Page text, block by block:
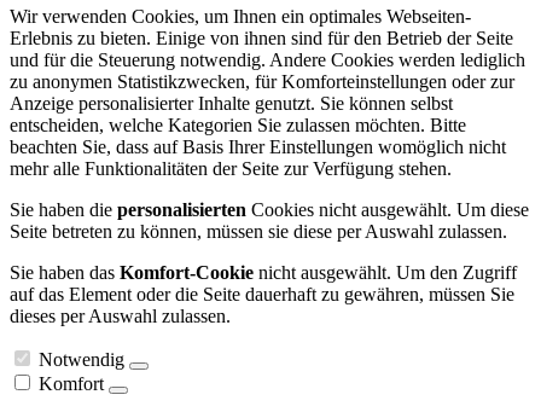
Wir verwenden Cookies, um Ihnen ein optimales Webseiten-
Erlebnis zu bieten. Einige von ihnen sind für den Betrieb der Seite
und für die Steuerung notwendig. Andere Cookies werden lediglich
zu anonymen Statistikzwecken, für Komforteinstellungen oder zur
Anzeige personalisierter Inhalte genutzt. Sie können selbst
entscheiden, welche Kategorien Sie zulassen möchten. Bitte
beachten Sie, dass auf Basis Ihrer Einstellungen womöglich nicht
mehr alle Funktionalitäten der Seite zur Verfügung stehen.
Sie haben die personalisierten Cookies nicht ausgewählt. Um diese
Seite betreten zu können, müssen sie diese per Auswahl zulassen.
Sie haben das Komfort-Cookie nicht ausgewählt. Um den Zugriff
auf das Element oder die Seite dauerhaft zu gewähren, müssen Sie
dieses per Auswahl zulassen.
Notwendig
Komfort